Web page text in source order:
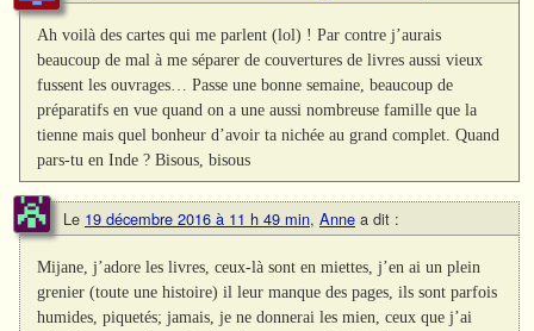
Ah voilà des cartes qui me parlent (lol) ! Par contre j’aurais
beaucoup de mal à me séparer de couvertures de livres aussi vieux
fussent les ouvrages… Passe une bonne semaine, beaucoup de
préparatifs en vue quand on a une aussi nombreuse famille que la
tienne mais quel bonheur d’avoir ta nichée au grand complet. Quand
pars-tu en Inde ? Bisous, bisous
Le 19 décembre 2016 à 11 h 49 min, Anne a dit :
Mijane, j’adore les livres, ceux-là sont en miettes, j’en ai un plein
grenier (toute une histoire) il leur manque des pages, ils sont parfois
humides, piquetés; jamais, je ne donnerai les mien, ceux que j’ai